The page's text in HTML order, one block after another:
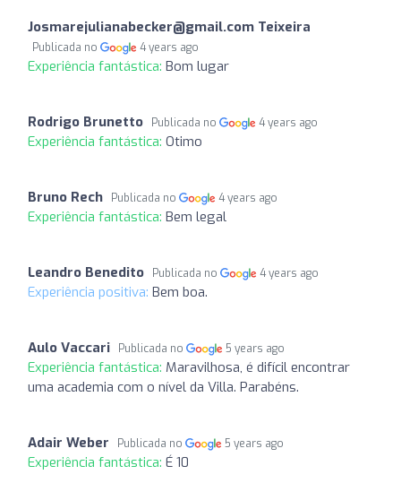
Josmarejulianabecker@gmail.com Teixeira
Publicada no 4 years ago
Experiência fantástica: Bom lugar
Rodrigo Brunetto Publicada no 4 years ago
Experiência fantástica: Otimo
Bruno Rech Publicada no 4 years ago
Experiência fantástica: Bem legal
Leandro Benedito Publicada no 4 years ago
Experiência positiva: Bem boa.
Aulo Vaccari Publicada no 5 years ago
Experiência fantástica: Maravilhosa, é difícil encontrar
uma academia com o nível da Villa. Parabéns.
Adair Weber Publicada no 5 years ago
Experiência fantástica: É 10